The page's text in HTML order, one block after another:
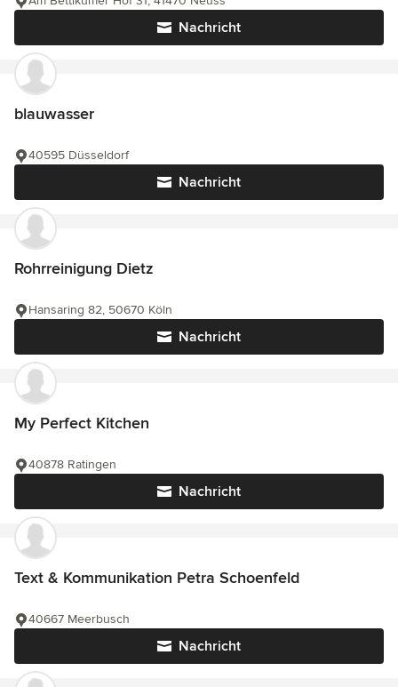
Nachricht
blauwasser
Nachricht
40595 Düsseldorf
Rohrreinigung Dietz
Nachricht
Hansaring 82, 50670 Köln
My Perfect Kitchen
Nachricht
40878 Ratingen
Text & Kommunikation Petra Schoenfeld
Nachricht
40667 Meerbusch